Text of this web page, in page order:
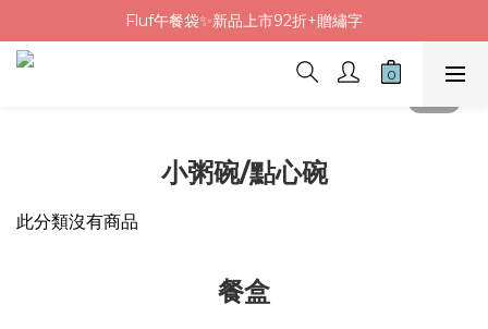
Fluf午餐袋✨新品上市92折+贈繡字
Fluf午餐袋✨新品上市92折+贈繡字
三色碗組上市🍚贈中英文姓名&【水果】雷雕
小粥碗/點心碗
此分類沒有商品
餐盒